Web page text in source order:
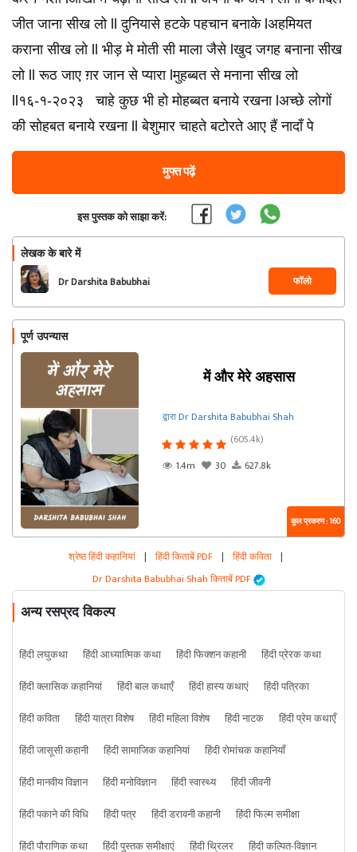
जीत जाना सीख लो ll दुनियासे हटके पहचान बनाके lअहमियत
कराना सीख लो ll भीड़ मे मोती सी माला जैसे lखुद जगह बनाना सीख
लो ll रूठ जाए ग़र जान से प्यारा lमुहब्बत से मनाना सीख लो
ll१६-१-२०२३ चाहे कुछ भी हो मोहब्बत बनाये रखना lअच्छे लोगों
की सोहबत बनाये रखना ll बेशुमार चाहते बटोरते आए हैं नादाँ पे
मुफ्त पढ़ें
इस पुस्तक को साझा करें:
लेखक के बारे में
Dr Darshita Babubhai
Shah
फॉलो
पूर्ण उपन्यास
में और मेरे अहसास
द्वारा Dr Darshita Babubhai Shah
(605.4k)
1.4m
30 627.8k
कुल प्रकरण : 160
श्रेष्ठ हिंदी कहानियां | हिंदी किताबें PDF | हिंदी कविता |
Dr Darshita Babubhai Shah किताबें PDF
अन्य रसप्रद विकल्प
हिंदी लघुकथा हिंदी आध्यात्मिक कथा हिंदी फिक्शन कहानी
हिंदी प्रेरक कथा
हिंदी क्लासिक कहानियां
हिंदी बाल कथाएँ हिंदी हास्य कथाएं
हिंदी पत्रिका
हिंदी कविता
हिंदी यात्रा विशेष हिंदी महिला विशेष हिंदी नाटक
हिंदी प्रेम कथाएँ
हिंदी जासूसी कहानी
हिंदी सामाजिक कहानियां
हिंदी रोमांचक कहानियाँ
हिंदी मानवीय विज्ञान
हिंदी मनोविज्ञान हिंदी स्वास्थ्य
हिंदी जीवनी
हिंदी पकाने की विधि
हिंदी पत्र हिंदी डरावनी कहानी
हिंदी फिल्म समीक्षा
हिंदी पौराणिक कथा
हिंदी पुस्तक समीक्षाएं हिंदी थ्रिलर हिंदी कल्पित-विज्ञान